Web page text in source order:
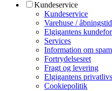
Kundeservice
Kundeservice
Varehuse /
Elgigantens
Services
Information om
Fortrydelsesret
Fragt og levering
Elgigantens
Cookiepolitik